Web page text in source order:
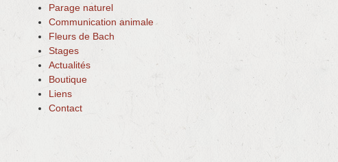
Parage naturel
Communication animale
Fleurs de Bach
Stages
Actualités
Boutique
Liens
Contact